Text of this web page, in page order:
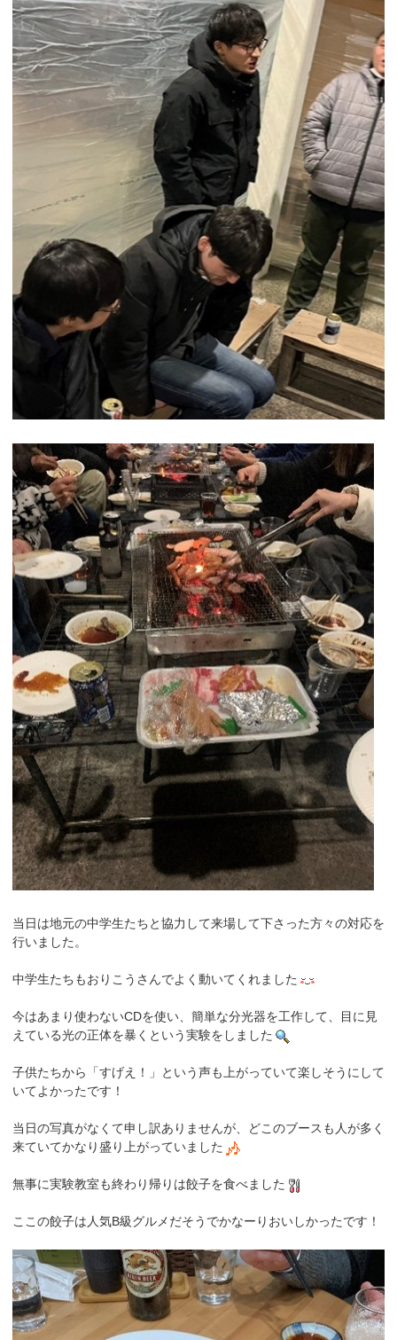
当日は地元の中学生たちと協力して来場して下さった方々の対応を
行いました。
中学生たちもおりこうさんでよく動いてくれました
今はあまり使わないCDを使い、簡単な分光器を工作して、目に見
えている光の正体を暴くという実験をしました
子供たちから「すげえ！」という声も上がっていて楽しそうにして
いてよかったです！
当日の写真がなくて申し訳ありませんが、どこのブースも人が多く
来ていてかなり盛り上がっていました
無事に実験教室も終わり帰りは餃子を食べました
ここの餃子は人気B級グルメだそうでかなーりおいしかったです！